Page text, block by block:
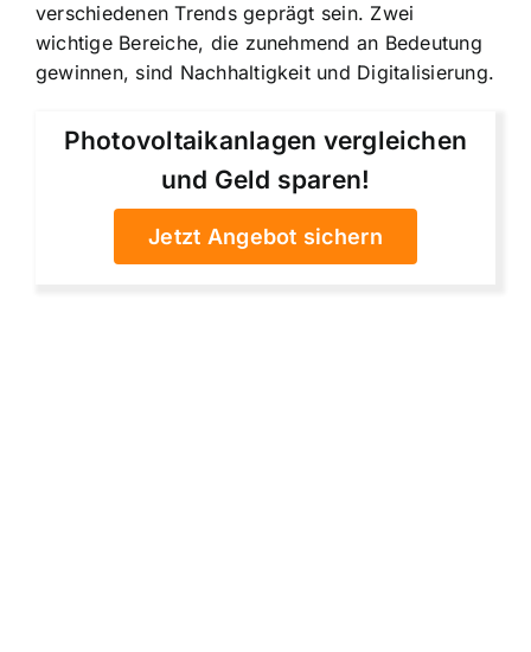
verschiedenen Trends geprägt sein. Zwei
wichtige Bereiche, die zunehmend an Bedeutung
gewinnen, sind Nachhaltigkeit und Digitalisierung.
Photovoltaikanlagen vergleichen
und Geld sparen!
Jetzt Angebot sichern